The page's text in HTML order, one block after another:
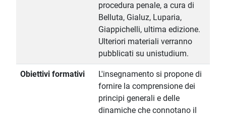
procedura penale, a cura di
Belluta, Gialuz, Luparia,
Giappichelli, ultima edizione.
Ulteriori materiali verranno
pubblicati su unistudium.
Obiettivi formativi
L'insegnamento si propone di
fornire la comprensione dei
principi generali e delle
dinamiche che connotano il